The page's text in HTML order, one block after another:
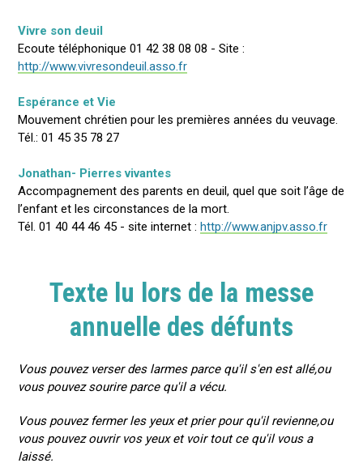
Vivre son deuil
Ecoute téléphonique 01 42 38 08 08 - Site :
http://www.vivresondeuil.asso.fr
Espérance et Vie
Mouvement chrétien pour les premières années du veuvage.
Tél.: 01 45 35 78 27
Jonathan- Pierres vivantes
Accompagnement des parents en deuil, quel que soit l’âge de
l’enfant et les circonstances de la mort.
Tél. 01 40 44 46 45 - site internet :http://www.anjpv.asso.fr
Texte lu lors de la messe
annuelle des défunts
Vous pouvez verser des larmes parce qu'il s'en est allé,ou
vous pouvez sourire parce qu'il a vécu.
Vous pouvez fermer les yeux et prier pour qu'il revienne,ou
vous pouvez ouvrir vos yeux et voir tout ce qu'il vous a
laissé.